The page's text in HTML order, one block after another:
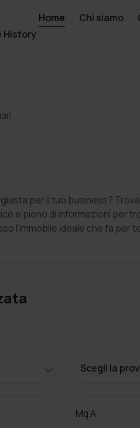
Home Chi siamo
History
per il tuo business?
e pieno di informazioni per
l'immobile ideale che fa per
Scegli la
Mq A